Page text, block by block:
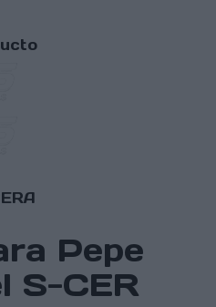
Pepe
S-CER